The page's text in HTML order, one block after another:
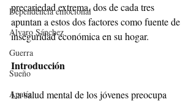
Dependencia emocional
Alvaro Sánchez
Guerra
Sueño
Apatía
precariedad extrema, dos de cada tres
apuntan a estos dos factores como fuente de
inseguridad económica en su hogar.
Introducción
La salud mental de los jóvenes preocupa